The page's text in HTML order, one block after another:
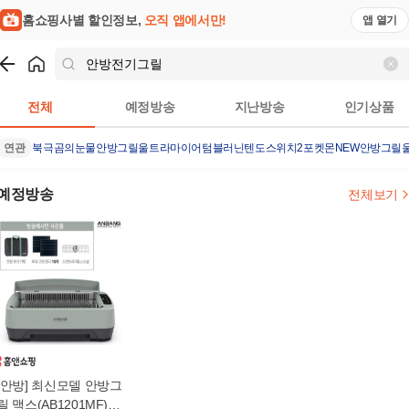
홈쇼핑사별 할인정보, 오직 앱에서만! 앱 열기
전체 예정방송 지난방송 인기상품
연관 북극곰의눈물안방그릴울트라마이어텀블러 닌텐도스위치2포켓몬 NEW안방그릴
정방송 전체보기
방] 최신모델 안방그
맥스(AB1201MF)